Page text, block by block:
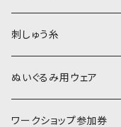
刺しゅう糸
COSMO 25番刺しゅう糸
ぬいぐるみ用ウェア
ワークショップ参加券